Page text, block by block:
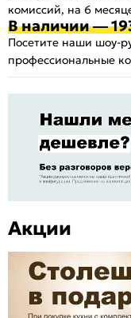
комиссий, на 6
В наличии —
Посетите наши шоу-
профессиональные
Акции